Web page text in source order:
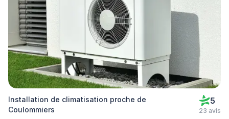
Installation de climatisation proche de
Coulommiers
5
23 avis